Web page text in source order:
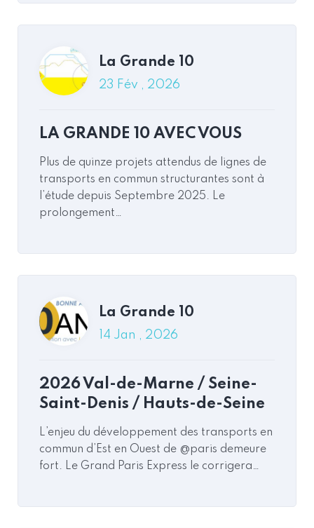
La Grande 10
23 Fév , 2026
LA GRANDE 10 AVEC VOUS
Plus de quinze projets attendus de lignes de
transports en commun structurantes sont à
l’étude depuis Septembre 2025. Le
prolongement…
La Grande 10
14 Jan , 2026
2026 Val-de-Marne / Seine-
Saint-Denis / Hauts-de-Seine
L’enjeu du développement des transports en
commun d’Est en Ouest de @paris demeure
fort. Le Grand Paris Express le corrigera…
La Grande 10
14 Jan , 2026
2026 Val-de-Marne / Seine-
La Grande 10
13 Jan , 2026
10 ans de promotion en 2026 !